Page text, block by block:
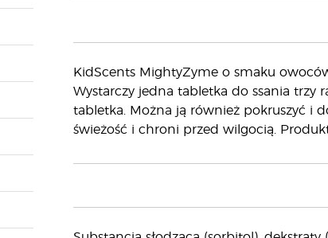
KidScents MightyZyme o smaku
Wystarczy jedna tabletka do ssania trzy
tabletka. Można ją również pokruszyć i
świeżość i chroni przed wilgocią.